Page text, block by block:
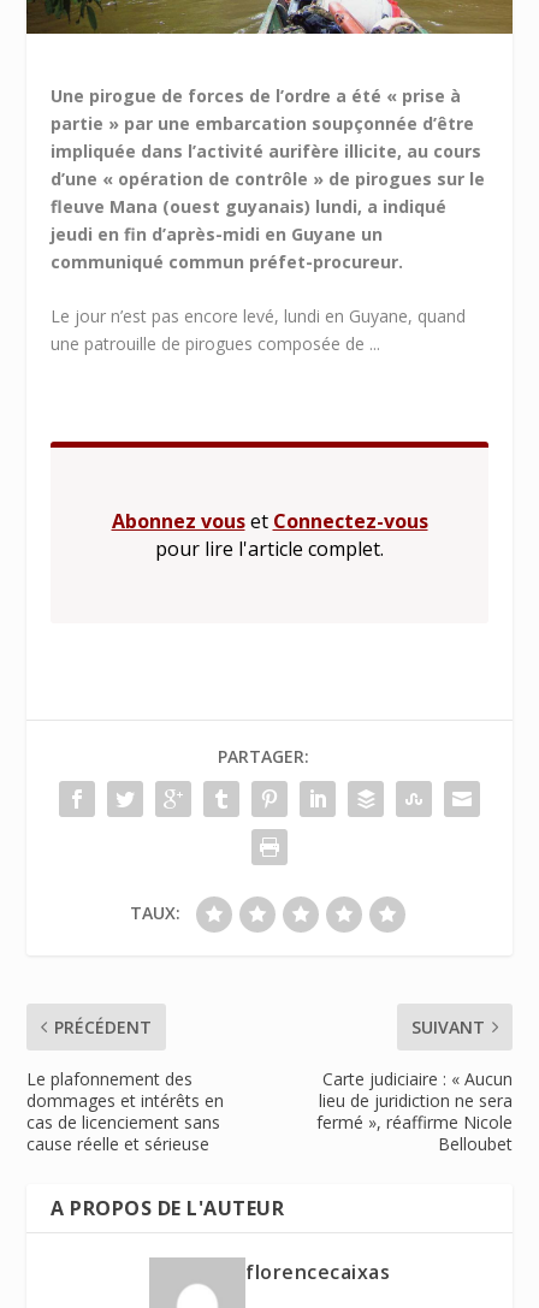
Une pirogue de forces de l’ordre a été « prise à
partie » par une embarcation soupçonnée d’être
impliquée dans l’activité aurifère illicite, au cours
d’une « opération de contrôle » de pirogues sur le
fleuve Mana (ouest guyanais) lundi, a indiqué
jeudi en fin d’après-midi en Guyane un
communiqué commun préfet-procureur.
Le jour n’est pas encore levé, lundi en Guyane, quand
une patrouille de pirogues composée de ...
Abonnez vouset Connectez-vous
pour lire l'article complet.
PARTAGER:
TAUX:
PRÉCÉDENT
Le plafonnement des
dommages et intérêts en
cas de licenciement sans
cause réelle et sérieuse
SUIVANT
Carte judiciaire : « Aucun
lieu de juridiction ne sera
fermé », réaffirme Nicole
Belloubet
A PROPOS DE L'AUTEUR
florencecaixas